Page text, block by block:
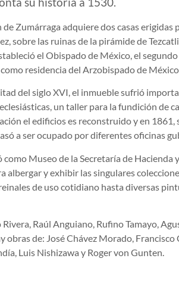
de Zumárraga adquiere dos casas
sobre las ruinas de la pirámide de
el Obispado de México, el
residencia del Arzobispado de
del siglo XVI, el inmueble sufrió
un taller para la fundición de
el edificios es reconstruido y en
a ser ocupado por diferentes oficinas
como Museo de la Secretaría de
albergar y exhibir las singulares
de uso cotidiano hasta diversas
Raúl Anguiano, Rufino Tamayo,
obras de: José Chávez Morado,
Luis Nishizawa y Roger von Gunten.